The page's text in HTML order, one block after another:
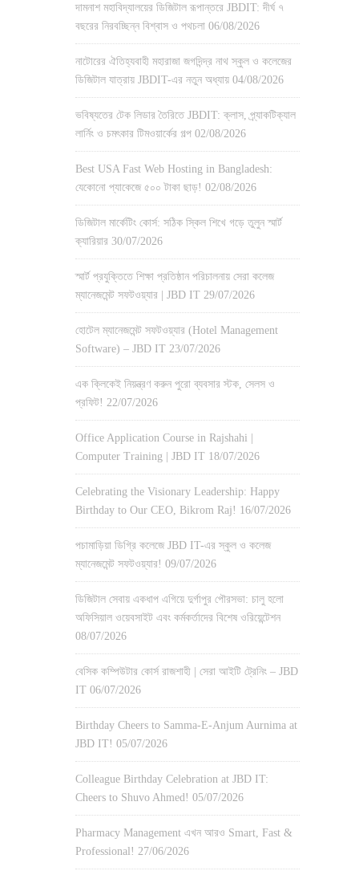
দামনাশ মহাবিদ্যালয়ের ডিজিটাল রূপান্তরে JBDIT: দীর্ঘ ৭
বছরের নিরবচ্ছিন্ন বিশ্বাস ও পথচলা 06/08/2026
নাটোরের ঐতিহ্যবাহী মহারাজা জগদিন্দ্র নাথ স্কুল ও কলেজের
ডিজিটাল যাত্রায় JBDIT-এর নতুন অধ্যায় 04/08/2026
ভবিষ্যতের টেক লিডার তৈরিতে JBDIT: ক্লাস, প্র্যাকটিক্যাল
লার্নিং ও চমৎকার টিমওয়ার্কের গল্প 02/08/2026
Best USA Fast Web Hosting in Bangladesh:
যেকোনো প্যাকেজে ৫০০ টাকা ছাড়! 02/08/2026
ডিজিটাল মার্কেটিং কোর্স: সঠিক স্কিল শিখে গড়ে তুলুন স্মার্ট
ক্যারিয়ার 30/07/2026
স্মার্ট প্রযুক্তিতে শিক্ষা প্রতিষ্ঠান পরিচালনায় সেরা কলেজ
ম্যানেজমেন্ট সফটওয়্যার | JBD IT 29/07/2026
হোটেল ম্যানেজমেন্ট সফটওয়্যার (Hotel Management
Software) – JBD IT 23/07/2026
এক ক্লিকেই নিয়ন্ত্রণ করুন পুরো ব্যবসার স্টক, সেলস ও
প্রফিট! 22/07/2026
Office Application Course in Rajshahi |
Computer Training | JBD IT 18/07/2026
Celebrating the Visionary Leadership: Happy
Birthday to Our CEO, Bikrom Raj! 16/07/2026
পচামাড়িয়া ডিগ্রি কলেজে JBD IT-এর স্কুল ও কলেজ
ম্যানেজমেন্ট সফটওয়্যার! 09/07/2026
ডিজিটাল সেবায় একধাপ এগিয়ে দুর্গাপুর পৌরসভা: চালু হলো
অফিসিয়াল ওয়েবসাইট এবং কর্মকর্তাদের বিশেষ ওরিয়েন্টেশন
08/07/2026
বেসিক কম্পিউটার কোর্স রাজশাহী | সেরা আইটি ট্রেনিং – JBD
IT 06/07/2026
Birthday Cheers to Samma-E-Anjum Aurnima at
JBD IT! 05/07/2026
Colleague Birthday Celebration at JBD IT:
Cheers to Shuvo Ahmed! 05/07/2026
Pharmacy Management এখন আরও Smart, Fast &
Professional! 27/06/2026